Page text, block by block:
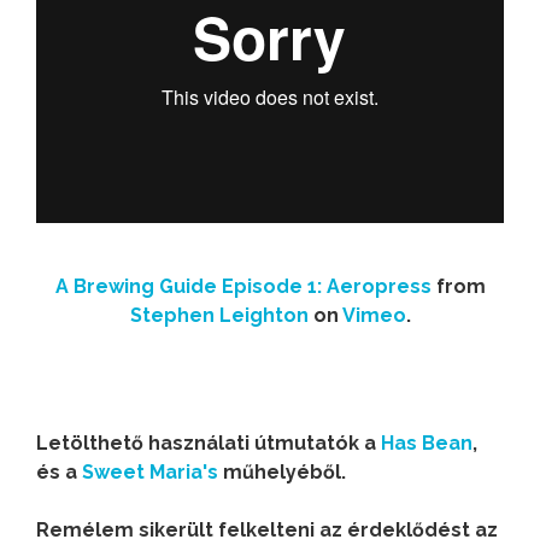
A Brewing Guide Episode 1: Aeropress from
Stephen Leighton on Vimeo.
Letölthető használati útmutatók a Has Bean,
és a Sweet Maria's műhelyéből.
Remélem sikerült felkelteni az érdeklődést az